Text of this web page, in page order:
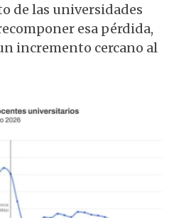
de las universidades
esa pérdida,
incremento cercano al